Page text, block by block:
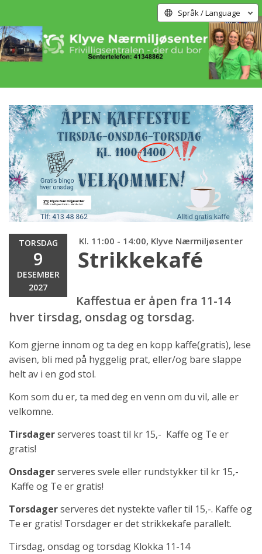
Språk / Language
TORSDAG
9
DESEMBER
2027
Kl. 11:00 - 14:00, Klyve Nærmiljøsenter
Strikkekafé
Kaffestua er åpen fra 11-14
hver tirsdag, onsdag og torsdag.
Kom gjerne innom og ta deg en kopp kaffe(gratis), lese
avisen, bli med på hyggelig prat, eller/og bare slappe
helt av i en god stol.
Kom som du er, ta med deg en venn om du vil, alle er
velkomne.
Tirsdagerserveres toast til kr 15,- Kaffe og Te er
gratis!
Onsdagerserveres svele eller rundstykker til kr 15,-
Kaffe og Te er gratis!
Torsdagerserveres det nystekte vafler til 15,-. Kaffe og
Te er gratis! Torsdager er det strikkekafe parallelt.
Tirsdag, onsdag og torsdag Klokka 11-14